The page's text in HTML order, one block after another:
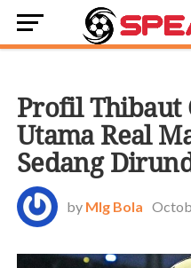
Profil Thibaut
Utama Real
Sedang
by Mlg Bola